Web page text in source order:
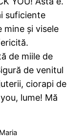
suficiente
mine și visele
de miile de
de venitul
ciorapi de
lume! Mă